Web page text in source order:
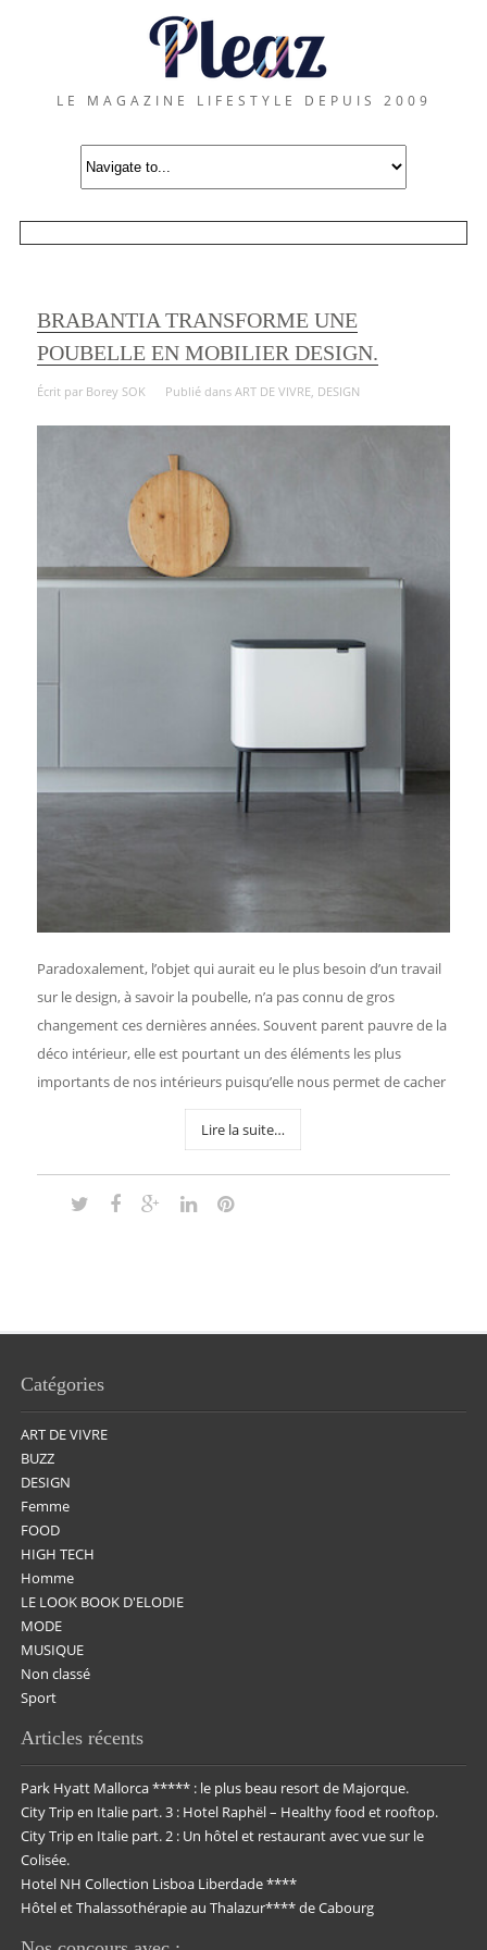
LE MAGAZINE LIFESTYLE DEPUIS 2009
BRABANTIA TRANSFORME UNE
POUBELLE EN MOBILIER DESIGN.
Écrit par Borey SOK Publié dans ART DE VIVRE, DESIGN
Paradoxalement, l’objet qui aurait eu le plus besoin d’un travail
sur le design, à savoir la poubelle, n’a pas connu de gros
changement ces dernières années. Souvent parent pauvre de la
déco intérieur, elle est pourtant un des éléments les plus
importants de nos intérieurs puisqu’elle nous permet de cacher
Lire la suite…
Catégories
ART DE VIVRE
BUZZ
DESIGN
Femme
FOOD
HIGH TECH
Homme
LE LOOK BOOK D'ELODIE
MODE
MUSIQUE
Non classé
Sport
Articles récents
Park Hyatt Mallorca ***** : le plus beau resort de Majorque.
City Trip en Italie part. 3 : Hotel Raphël – Healthy food et rooftop.
City Trip en Italie part. 2 : Un hôtel et restaurant avec vue sur le
Colisée.
Hotel NH Collection Lisboa Liberdade ****
Hôtel et Thalassothérapie au Thalazur**** de Cabourg